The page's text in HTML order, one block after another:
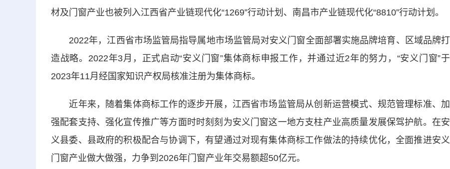
材及门窗产业也被列入江西省产业链现代化“1269”行动计划、南昌市产业链现代化“8810”行动计划。
2022年，江西省市场监管局指导属地市场监管局对安义门窗全面部署实施品牌培育、区域品牌打
造战略。2022年3月，正式启动“安义门窗”集体商标申报工作，并通过近2年的努力，“安义门窗”于
2023年11月经国家知识产权局核准注册为集体商标。
近年来，随着集体商标工作的逐步开展，江西省市场监管局从创新运营模式、规范管理标准、加
强配套支持、强化宣传推广等方面时时刻刻为安义门窗这一地方支柱产业高质量发展保驾护航。在安
义县委、县政府的积极配合与协调下，有望通过对现有集体商标工作做法的持续优化，全面推进安义
门窗产业做大做强，力争到2026年门窗产业年交易额超50亿元。